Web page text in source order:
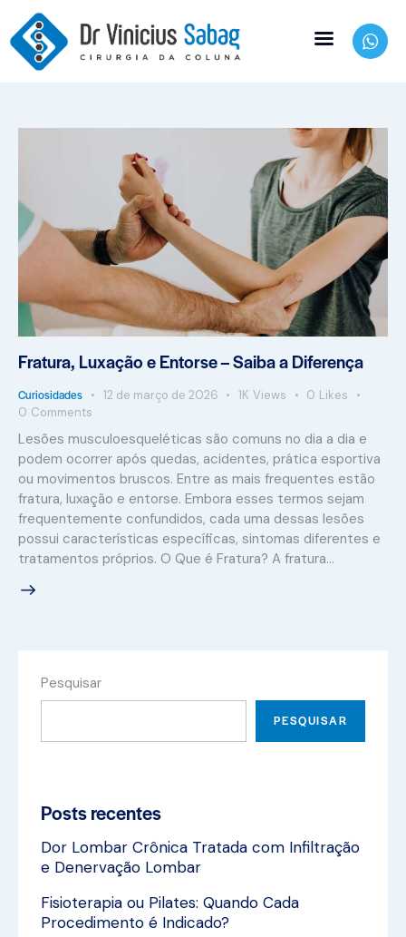
Fratura, Luxação e Entorse – Saiba a Diferença
Curiosidades 12 de março de 2026 1K Views 0 Likes
0 Comments
Lesões musculoesqueléticas são comuns no dia a dia e
podem ocorrer após quedas, acidentes, prática esportiva
ou movimentos bruscos. Entre as mais frequentes estão
fratura, luxação e entorse. Embora esses termos sejam
frequentemente confundidos, cada uma dessas lesões
possui características específicas, sintomas diferentes e
tratamentos próprios. O Que é Fratura? A fratura…
Pesquisar
PESQUISAR
Posts recentes
Dor Lombar Crônica Tratada com Infiltração
e Denervação Lombar
Fisioterapia ou Pilates: Quando Cada
Procedimento é Indicado?